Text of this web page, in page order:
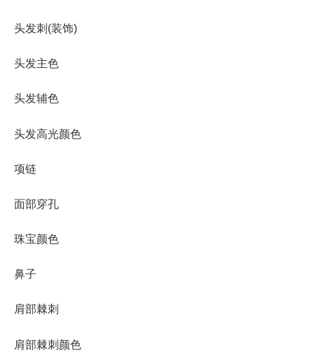
头发刺(装饰)
头发主色
头发辅色
头发高光颜色
项链
面部穿孔
珠宝颜色
鼻子
肩部棘刺
肩部棘刺颜色